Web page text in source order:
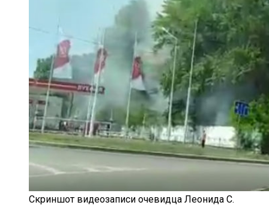
Скриншот видеозаписи очевидца Леонида С.